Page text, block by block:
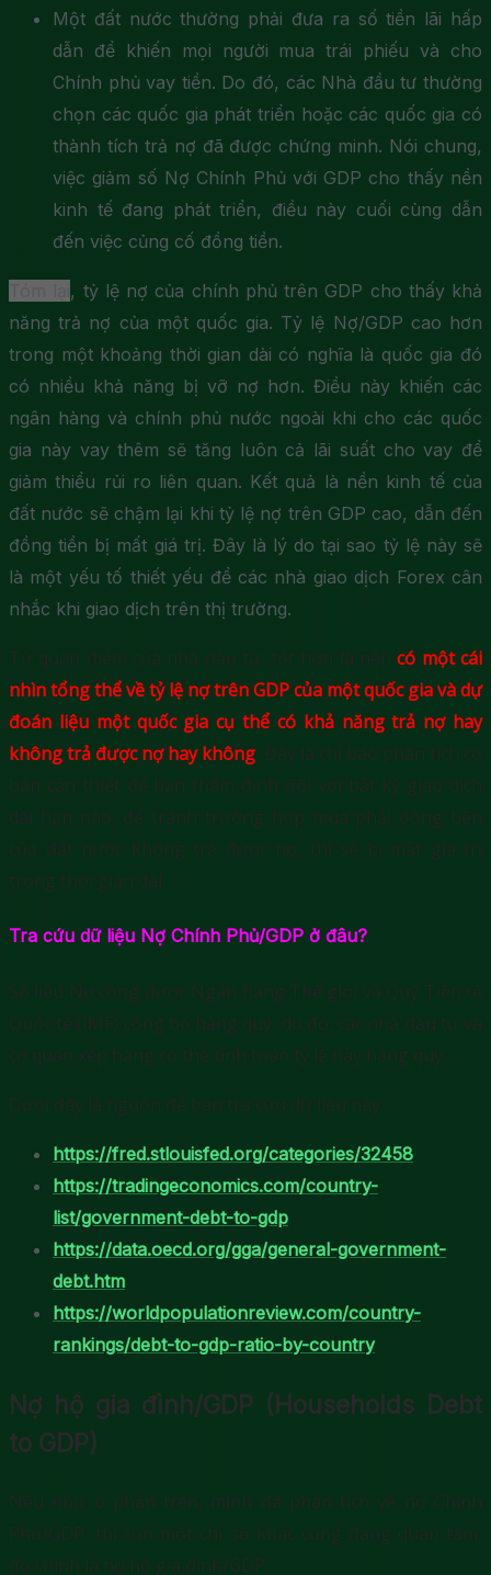
Một đất nước thường phải đưa ra số tiền lãi hấp
dẫn để khiến mọi người mua trái phiếu và cho
Chính phủ vay tiền. Do đó, các Nhà đầu tư thường
chọn các quốc gia phát triển hoặc các quốc gia có
thành tích trả nợ đã được chứng minh. Nói chung,
việc giảm số Nợ Chính Phủ ​​với GDP cho thấy nền
kinh tế đang phát triển, điều này cuối cùng dẫn
đến việc củng cố đồng tiền.
, tỷ lệ nợ của chính phủ trên GDP cho thấy khả
năng trả nợ của một quốc gia. Tỷ lệ Nợ/GDP cao hơn
trong một khoảng thời gian dài có nghĩa là quốc gia đó
có nhiều khả năng bị vỡ nợ hơn. Điều này khiến các
ngân hàng và chính phủ nước ngoài khi cho các quốc
gia này vay thêm sẽ tăng luôn cả lãi suất cho vay để
giảm thiểu rủi ro liên quan. Kết quả là nền kinh tế của
đất nước sẽ chậm lại khi tỷ lệ nợ trên GDP cao, dẫn đến
đồng tiền bị mất giá trị. Đây là lý do tại sao tỷ lệ này sẽ
là một yếu tố thiết yếu để các nhà giao dịch Forex cân
nhắc khi giao dịch trên thị trường.
Từ quan điểm của nhà đầu tư, tốt hơn là nêncó một cái
nhìn tổng thể về tỷ lệ nợ trên GDP của một quốc gia và dự
đoán liệu một quốc gia cụ thể có khả năng trả nợ hay
không trả được nợ hay không. Đây là chỉ báo phân tích cơ
bản cần thiết để bạn thẩm định đối với bất kỳ giao dịch
dài hạn nào, để tránh trường hợp mua phải đồng tiền
của đất nước không trả được nợ, thì sẽ bị mất giá trị
trong thời gian dài.
Tra cứu dữ liệu Nợ Chính Phủ/GDP ở đâu?
Số liệu Nợ công được Ngân hàng Thế giới và Quỹ Tiền tệ
Quốc tế (IMF) công bố hàng quý, do đó, các nhà đầu tư và
cơ quan xếp hạng có thể tính toán tỷ lệ này hàng quý.
Dưới đây là nguồn để bạn tra cứu dữ liệu này:
https://fred.stlouisfed.org/categories/32458
https://tradingeconomics.com/country-
list/government-debt-to-gdp
https://data.oecd.org/gga/general-government-
debt.htm
https://worldpopulationreview.com/country-
rankings/debt-to-gdp-ratio-by-country
Nợ hộ gia đình/GDP (Households Debt
to GDP)
Nếu như ở phần trên, mình đã phân tích về nợ Chính
Phủ/GDP, thì còn một chỉ số khác cũng đáng quan tâm,
đó chính là nợ hộ gia đình/GDP.